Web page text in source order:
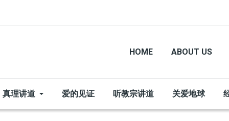
HOME ABOUT US
真理讲道 爱的见证 听教宗讲道 关爱地球